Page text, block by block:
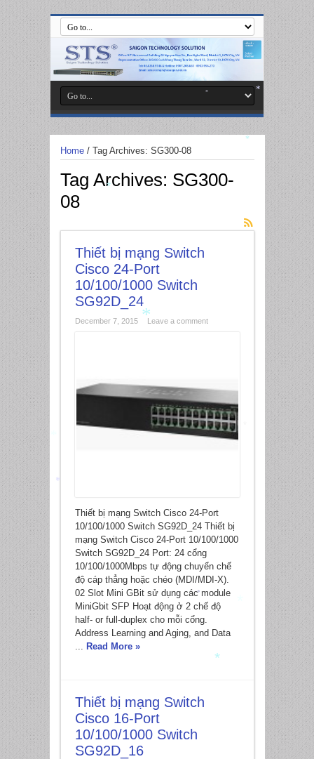
Home/ Tag Archives: SG300-08
Tag Archives: SG300-
08
Thiết bị mạng Switch
Cisco 24-Port
10/100/1000 Switch
SG92D_24
December 7, 2015 Leave a comment
Thiết bị mạng Switch Cisco 24-Port
10/100/1000 Switch SG92D_24 Thiết bị
mạng Switch Cisco 24-Port 10/100/1000
Switch SG92D_24 Port: 24 cổng
10/100/1000Mbps tự động chuyển chế
độ cáp thẳng hoặc chéo (MDI/MDI-X).
02 Slot Mini GBit sử dụng các module
MiniGbit SFP Hoạt động ở 2 chế độ
half- or full-duplex cho mỗi cổng.
Address Learning and Aging, and Data
Read More »
Thiết bị mạng Switch
Cisco 16-Port
10/100/1000 Switch
SG92D_16
*
*